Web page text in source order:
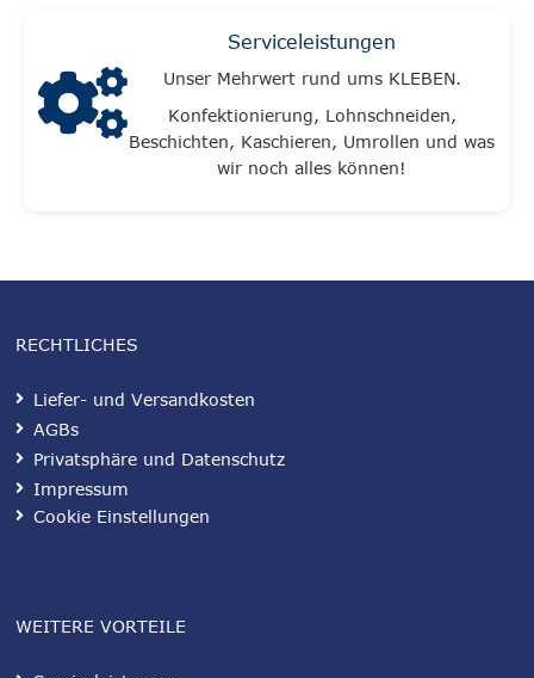
Serviceleistungen
Unser Mehrwert rund ums KLEBEN.
Konfektionierung, Lohnschneiden,
Beschichten, Kaschieren, Umrollen und was
wir noch alles können!
RECHTLICHES
Liefer- und Versandkosten
AGBs
Privatsphäre und Datenschutz
Impressum
Cookie Einstellungen
WEITERE VORTEILE